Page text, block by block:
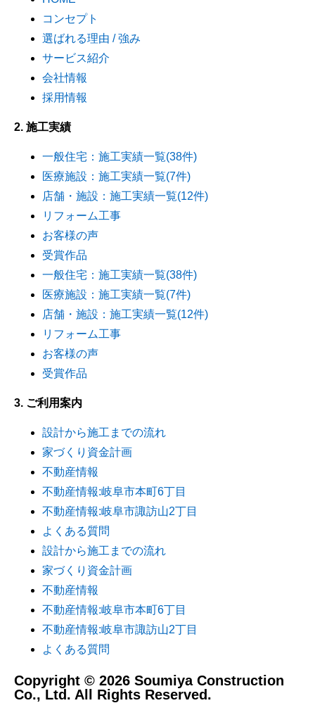
コンセプト
選ばれる理由 / 強み
サービス紹介
会社情報
採用情報
2. 施工実績
一般住宅：施工実績一覧(38件)
医療施設：施工実績一覧(7件)
店舗・施設：施工実績一覧(12件)
リフォーム工事
お客様の声
受賞作品
一般住宅：施工実績一覧(38件)
医療施設：施工実績一覧(7件)
店舗・施設：施工実績一覧(12件)
リフォーム工事
お客様の声
受賞作品
3. ご利用案内
設計から施工までの流れ
家づくり資金計画
不動産情報
不動産情報:岐阜市本町6丁目
不動産情報:岐阜市諏訪山2丁目
よくある質問
設計から施工までの流れ
家づくり資金計画
不動産情報
不動産情報:岐阜市本町6丁目
不動産情報:岐阜市諏訪山2丁目
よくある質問
Copyright © 2026 Soumiya Construction
Co., Ltd. All Rights Reserved.